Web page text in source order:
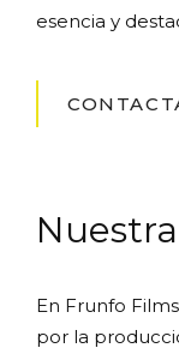
esencia y
En Frunfo
por la